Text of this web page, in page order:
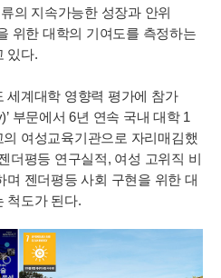
의 지속가능한 성장과 안위
위한 대학의 기여도를 측정하는
있다.
세계대학 영향력 평가에 참가
부문에서 6년 연속 국내 대학 1
여성교육기관으로 자리매김했
더평등 연구실적, 여성 고위직 비
며 젠더평등 사회 구현을 위한 대
척도가 된다.